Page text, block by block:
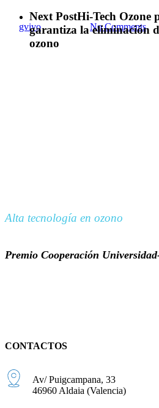
gvivo8 junio 2023No Comments
Next PostHi-Tech Ozone
garantiza la eliminación
ozono
Alta tecnología en ozono
Premio Cooperación
CONTACTOS
Av/ Puigcampana, 33
46960 Aldaia (Valencia)